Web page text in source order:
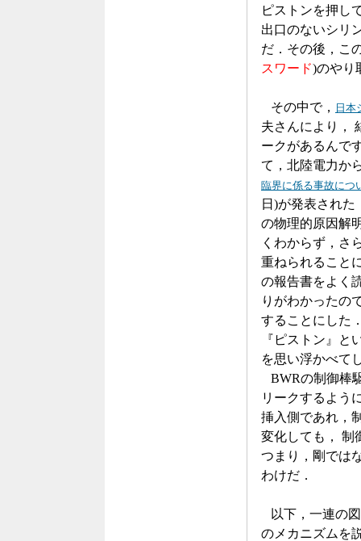
ピストンを押し
出口のないシリ
だ．その後，こ
スワード)のやり
その中で， 日本
夫さんにより，
ークがあるんで
て，北陸電力か
臨界に係る事故につ
日)が発表され
の物理的原因解
くわからず，さ
重ねられること
の報告書をよく
りがわかったの
することにした
『ピストン』と
を思い浮かべて
BWRの制御棒
リークするよう
挿入側であれ，
変化しても， 制
つまり，剛では
わけだ．
以下，一連の
のメカニズムを